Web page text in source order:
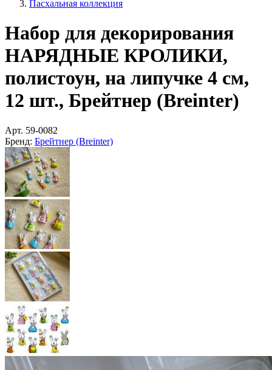
Осеннее настроение
Хэллоуин
Пасхальная коллекция
Пасхальные яйца
•Пасхальные Зайцы
Пасхальные украшения
•Пасхальный декор интерьера
•Весенние букеты и цветы
Масленица
(19)
О любимом магазине
Смотреть >
ЁЛКА по параметрам
Подобрать >
Главная
Лето Дача Сад
Пасхальная коллекция
Набор для декорирования
НАРЯДНЫЕ КРОЛИКИ,
полистоун, на липучке 4 см,
12 шт., Брейтнер (Breinter)